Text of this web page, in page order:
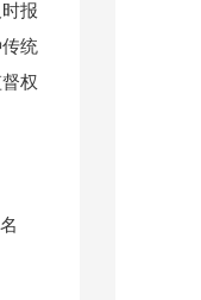
报
统
权